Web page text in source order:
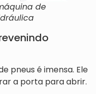
de
pneus é imensa. Ele
a porta para abrir.